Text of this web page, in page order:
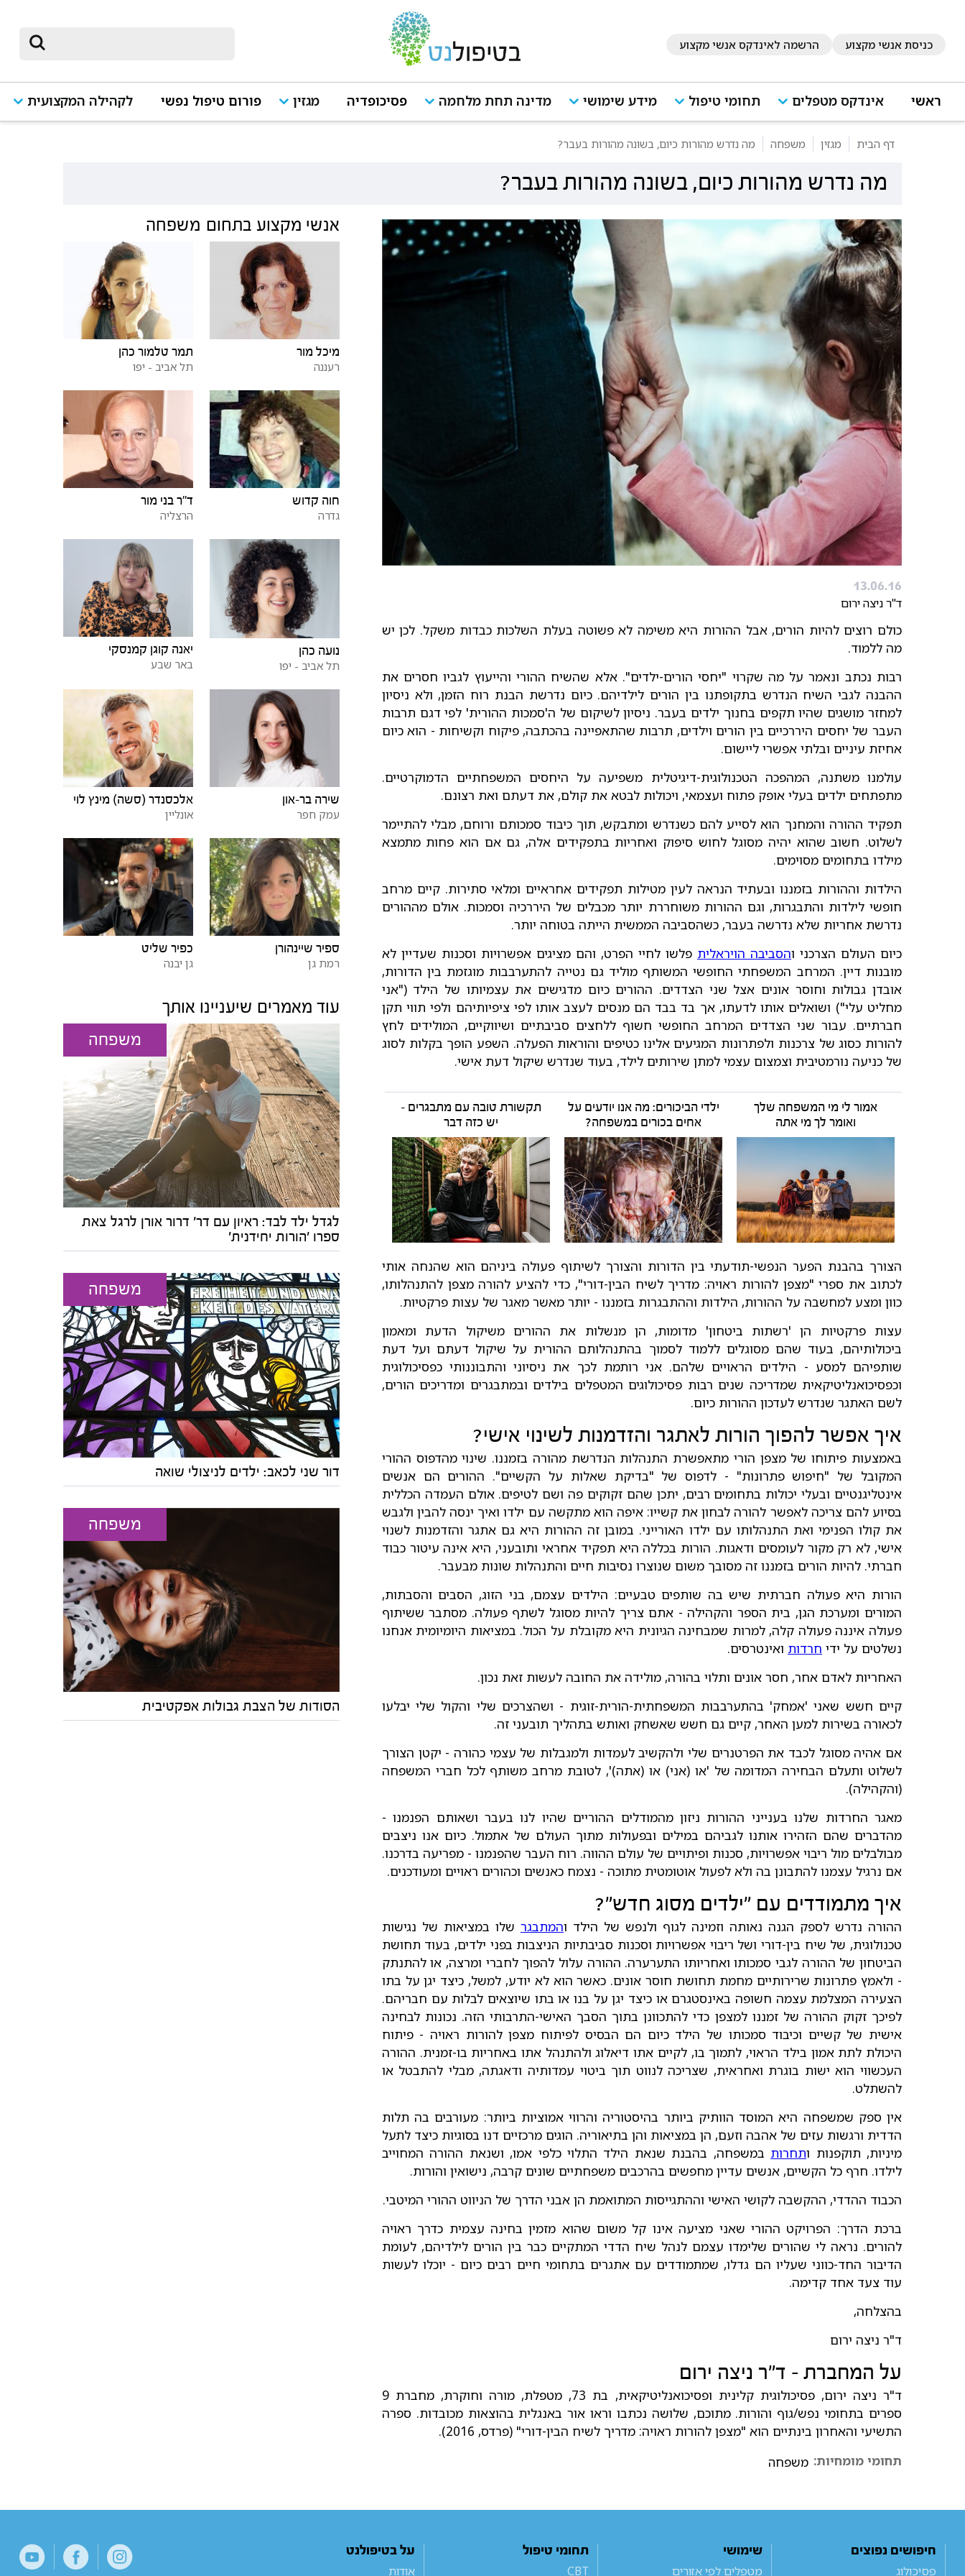
כניסת אנשי מקצוע הרשמה לאינדקס אנשי מקצוע
ראשי אינדקס מטפלים תחומי טיפול מידע שימושי מדינה תחת מלחמה פסיכופדיה מגזין פורום טיפול נפשי לקהילה המקצועית
דף הבית מגזין משפחה מה נדרש מהורות כיום, בשונה מהורות בעבר?
מה נדרש מהורות כיום, בשונה מהורות בעבר?
13.06.16
ד"ר ניצה ירום
כולם רוצים להיות הורים, אבל ההורות היא משימה לא פשוטה בעלת השלכות כבדות משקל. לכן יש
מה ללמוד.
רבות נכתב ונאמר על מה שקרוי "יחסי הורים-ילדים". אלא שהשיח ההורי והייעוץ לגביו חסרים את
ההבנה לגבי השיח הנדרש בתקופתנו בין הורים לילדיהם. כיום נדרשת הבנת רוח הזמן, ולא ניסיון
למחזר מושגים שהיו תקפים בחנוך ילדים בעבר. ניסיון לשיקום של ה'סמכות ההורית' לפי דגם תרבות
העבר של יחסים היררכיים בין הורים וילדים, תרבות שהתאפיינה בהכתבה, פיקוח וקשיחות - הוא כיום
אחיזת עיניים ובלתי אפשרי ליישום.
עולמנו משתנה, המהפכה הטכנולוגית-דיגיטלית משפיעה על היחסים המשפחתיים הדמוקרטיים.
מתפתחים ילדים בעלי אופק פתוח ועצמאי, ויכולות לבטא את קולם, את דעתם ואת רצונם.
תפקיד ההורה והמחנך הוא לסייע להם כשנדרש ומתבקש, תוך כיבוד סמכותם ורוחם, מבלי להתיימר
לשלוט. חשוב שהוא יהיה מסוגל לחוש סיפוק ואחריות בתפקידים אלה, גם אם הוא פחות מתמצא
מילדו בתחומים מסוימים.
הילדות וההורות בזמננו ובעתיד הנראה לעין מטילות תפקידים אחראיים ומלאי סתירות. קיים מרחב
חופשי לילדות והתבגרות, וגם ההורות משוחררת יותר מכבלים של היררכיה וסמכות. אולם מההורים
נדרשת אחריות שלא נדרשה בעבר, כשהסביבה הממשית הייתה בטוחה יותר.
כיום העולם הצרכני והסביבה הויראלית פלשו לחיי הפרט, והם מציגים אפשרויות וסכנות שעדיין לא
מובנות דיין. המרחב המשפחתי החופשי המשותף מוליד גם נטייה להתערבבות מוגזמת בין הדורות,
אובדן גבולות וחוסר אונים אצל שני הצדדים. ההורים כיום מדגישים את עצמיותו של הילד ("אני
מחליט עלי") ושואלים אותו לדעתו, אך בד בבד הם מנסים לעצב אותו לפי ציפיותיהם ולפי תווי תקן
חברתיים. עבור שני הצדדים המרחב החופשי חשוף ללחצים סביבתיים ושיווקיים, המולידים לחץ
להורות כסוג של צרכנות ולפתרונות המגיעים אלינו כטיפים והוראות הפעלה. השפע הופך בקלות לסוג
של כניעה נורמטיבית וצמצום עצמי למתן שירותים לילד, בעוד שנדרש שיקול דעת אישי.
אמור לי מי המשפחה שלך
ואומר לך מי אתה
ילדי הביכורים: מה אנו יודעים על
אחים בכורים במשפחה?
תקשורת טובה עם מתבגרים -
יש כזה דבר
הצורך בהבנת הפער הנפשי-תודעתי בין הדורות והצורך לשיתוף פעולה ביניהם הוא שהנחה אותי
לכתוב את ספרי "מצפן להורות ראויה: מדריך לשיח הבין-דורי", כדי להציע להורה מצפן להתנהלותו,
כוון ומצע למחשבה על ההורות, הילדות וההתבגרות בזמננו - יותר מאשר מאגר של עצות פרקטיות.
עצות פרקטיות הן 'רשתות ביטחון' מדומות, הן מנשלות את ההורים משיקול הדעת ומאמון
ביכולותיהם, בעוד שהם מסוגלים ללמוד לסמוך בהתנהלותם ההורית על שיקול דעתם ועל דעת
שותפיהם למסע - הילדים הראויים שלהם. אני רותמת לכך את ניסיוני והתבוננותי כפסיכולוגית
וכפסיכואנליטיקאית שמדריכה שנים רבות פסיכולוגים המטפלים בילדים ובמתבגרים ומדריכים הורים,
לשם האתגר שנדרש לעדכון ההורות כיום.
איך אפשר להפוך הורות לאתגר והזדמנות לשינוי אישי?
באמצעות פיתוחו של מצפן הורי מתאפשרת התנהלות הנדרשת מהורה בזמננו. שינוי מהדפוס ההורי
המקובל של "חיפוש פתרונות" - לדפוס של "בדיקת שאלות על הקשיים". ההורים הם אנשים
אינטליגנטיים ובעלי יכולות בתחומים רבים, יתכן שהם זקוקים פה ושם לטיפים. אולם העמדה הכללית
בסיוע להם צריכה לאפשר להורה לבחון את קשייו: איפה הוא מתקשה עם ילדו ואיך ינסה להבין ולגבש
את קולו הפנימי ואת התנהלותו עם ילדו האורייני. במובן זה ההורות היא גם אתגר והזדמנות לשנוי
אישי, לא רק מקור לעומסים ודאגות. הורות בכללה היא תפקיד אחראי ותובעני, היא אינה עיטור כבוד
חברתי. להיות הורים בזמננו זה מסובך משום שנוצרו נסיבות חיים והתנהלות שונות מבעבר.
הורות היא פעולה חברתית שיש בה שותפים טבעיים: הילדים עצמם, בני הזוג, הסבים והסבתות,
המורים ומערכת הגן, בית הספר והקהילה - אתם צריך להיות מסוגל לשתף פעולה. מסתבר ששיתוף
פעולה איננה פעולה קלה, למרות שמבחינה הגיונית היא מקובלת על הכול. במציאות היומיומית אנחנו
נשלטים על ידי חרדות ואינטרסים.
האחריות לאדם אחר, חסר אונים ותלוי בהורה, מולידה את החובה לעשות זאת נכון.
קיים חשש שאני 'אמחק' בהתערבבות המשפחתית-הורית-זוגית - ושהצרכים שלי והקול שלי יבלעו
לכאורה בשירות למען האחר, קיים גם חשש שאשחק ואותש בתהליך תובעני זה.
אם אהיה מסוגל לכבד את הפרטנרים שלי ולהקשיב לעמדות ולמגבלות של עצמי כהורה - יקטן הצורך
לשלוט ותעלם הבחירה המדומה של 'או (אני) או (אתה)', לטובת מרחב משותף לכל חברי המשפחה
(והקהילה).
מאגר החרדות שלנו בענייני ההורות ניזון מהמודלים ההוריים שהיו לנו בעבר ושאותם הפנמנו -
מהדברים שהם הזהירו אותנו לגביהם במילים ובפעולות מתוך העולם של אתמול. כיום אנו ניצבים
מבולבלים מול ריבוי אפשרויות, סכנות ופיתויים של עולם ההווה. רוח העבר שהפנמנו - מפריעה בדרכנו.
אם נרגיל עצמנו להתבונן בה ולא לפעול אוטומטית מתוכה - נצמח כאנשים וכהורים ראויים ומעודכנים.
איך מתמודדים עם "ילדים מסוג חדש"?
ההורה נדרש לספק הגנה נאותה וזמינה לגוף ולנפש של הילד והמתבגר שלו במציאות של נגישות
טכנולוגית, של שיח בין-דורי ושל ריבוי אפשרויות וסכנות סביבתיות הניצבות בפני ילדים, בעוד תחושת
הביטחון של ההורה לגבי סמכותו ואחריותו התערערה. ההורה עלול להפוך לחברי ומרצה, או להתנתק
- ולאמץ פתרונות שרירותיים מחמת תחושת חוסר אונים. כאשר הוא לא יודע, למשל, כיצד יגן על בתו
הצעירה המצלמת עצמה חשופה באינסטגרם או כיצד יגן על בנו או בתו שיוצאים לבלות עם חבריהם.
לפיכך זקוק ההורה של זמננו למצפן כדי להתכוונן בתוך הסבך האישי-התרבותי הזה. נכונות לבחינה
אישית של קשיים וכיבוד סמכותו של הילד כיום הם הבסיס לפיתוח מצפן להורות ראויה - פיתוח
היכולת לתת אמון בילד הראוי, לתמוך בו, לקיים אתו דיאלוג ולהתנהל אתו באחריות בו-זמנית. ההורה
העכשווי הוא ישות בוגרת ואחראית, שצריכה לנווט תוך ביטוי עמדותיה ודאגתה, מבלי להתבטל או
להשתלט.
אין ספק שמשפחה היא המוסד הוותיק ביותר בהיסטוריה והרווי אמוציות ביותר: מעורבים בה תלות
הדדית ורגשות עזים של אהבה וזעם, הן במציאות והן בתיאוריה. הוגים מרכזיים דנו בסוגיות כיצד לתעל
מיניות, תוקפנות ותחרות במשפחה, בהבנת שנאת הילד התלוי כלפי אמו, ושנאת ההורה המחוייב
לילדו. חרף כל הקשיים, אנשים עדיין מחפשים בהרכבים משפחתיים שונים קרבה, נישואין והורות.
הכבוד ההדדי, ההקשבה לקושי האישי וההתגייסות המתואמת הן אבני הדרך של הניווט ההורי המיטבי.
ברכת הדרך: הפרויקט ההורי שאני מציעה אינו קל משום שהוא מזמין בחינה עצמית כדרך ראויה
להורים. נראה לי שהורים שלימדו עצמם לנהל שיח הדדי המתקיים כבר בין הורים לילדיהם, לעומת
הדיבור החד-כווני שעליו הם גדלו, שמתמודדים עם אתגרים בתחומי חיים רבים כיום - יוכלו לעשות
עוד צעד אחד קדימה.
בהצלחה,
ד"ר ניצה ירום
על המחברת - ד"ר ניצה ירום
ד"ר ניצה ירום, פסיכולוגית קלינית ופסיכואנליטיקאית, בת 73, מטפלת, מורה וחוקרת, מחברת 9
ספרים בתחומי נפש/גוף והורות. מתוכם, שלושה נכתבו וראו אור באנגלית בהוצאות מכובדות. ספרה
התשיעי והאחרון בינתיים הוא "מצפן להורות ראויה: מדריך לשיח הבין-דורי" (פרדס, 2016).
תחומי מומחיות: משפחה
אנשי מקצוע בתחום משפחה
מיכל מור
רעננה
תמר טלמור כהן
תל אביב - יפו
חוה קדוש
גדרה
ד"ר בני מור
הרצליה
נועה כהן
תל אביב - יפו
יאנה קוגן קמנסקי
באר שבע
שירה בר-און
עמק חפר
אלכסנדר (סשה) מינץ לוי
אונליין
ספיר שיינהורן
רמת גן
כפיר שליט
גן יבנה
עוד מאמרים שיעניינו אותך
משפחה
לגדל ילד לבד: ראיון עם דר' דרור אורן לרגל צאת
ספרו 'הורות יחידנית'
משפחה
דור שני לכאב: ילדים לניצולי שואה
משפחה
הסודות של הצבת גבולות אפקטיבית
חיפושים נפוצים
פסיכולוג
שימושי
מטפלים לפי אזורים
תחומי טיפול
CBT
על בטיפולנט
אודות